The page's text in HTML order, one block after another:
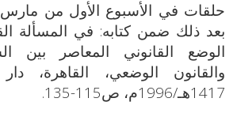
بعد ذلك ضمن كتابه: في المسألة
الوضع القانوني المعاصر بين
1417هـ/1996م، ص115-135.